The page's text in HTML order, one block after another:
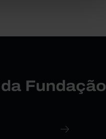
Fundação